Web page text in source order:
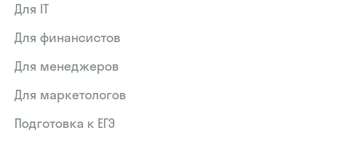
Для IT
Для финансистов
Для менеджеров
Для маркетологов
Подготовка к ЕГЭ